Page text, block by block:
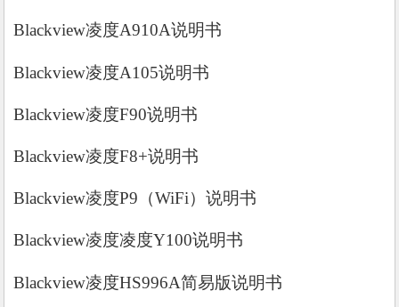
Blackview凌度A910A说明书
Blackview凌度A105说明书
Blackview凌度F90说明书
Blackview凌度F8+说明书
Blackview凌度P9（WiFi）说明书
Blackview凌度凌度Y100说明书
Blackview凌度HS996A简易版说明书